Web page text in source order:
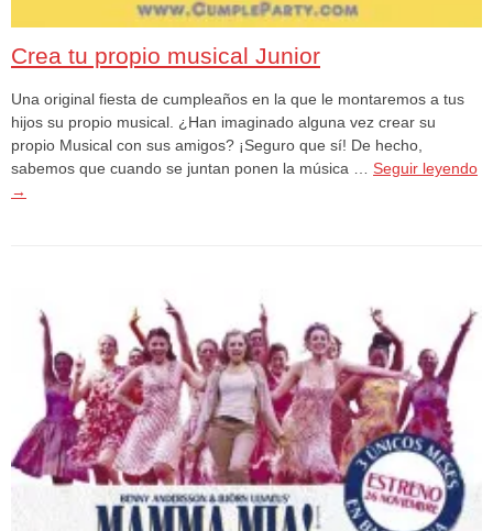
Crea tu propio musical Junior
Una original fiesta de cumpleaños en la que le montaremos a tus
hijos su propio musical. ¿Han imaginado alguna vez crear su
propio Musical con sus amigos? ¡Seguro que sí! De hecho,
sabemos que cuando se juntan ponen la música … Seguir leyendo
→